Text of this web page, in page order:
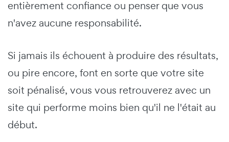
entièrement confiance ou penser que vous
n'avez aucune responsabilité.
Si jamais ils échouent à produire des résultats,
ou pire encore, font en sorte que votre site
soit pénalisé, vous vous retrouverez avec un
site qui performe moins bien qu'il ne l'était au
début.